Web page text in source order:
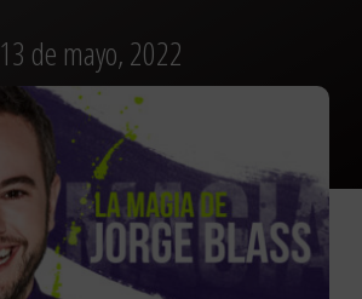
13 de mayo, 2022